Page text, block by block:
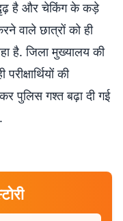
है और चेकिंग के कड़े
वाले छात्रों को ही
है. जिला मुख्यालय की
की
पुलिस गश्त बढ़ा दी गई